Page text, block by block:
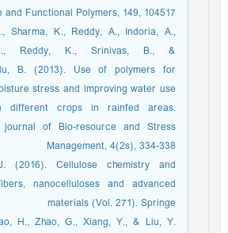
and Functional Polymers, 149, 104517
Sharma, K., Reddy, A., Indoria, A.,
Reddy, K., Srinivas, B., &
B. (2013). Use of polymers for
stress and improving water use
different crops in rainfed areas.
journal of Bio-resource and Stress
Management, 4(2s), 334-338
(2016). Cellulose chemistry and
nanocelluloses and advanced
materials (Vol. 271). Springe
H., Zhao, G., Xiang, Y., & Liu, Y.